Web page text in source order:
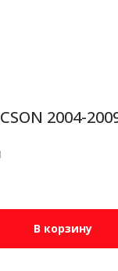
2004-
В корзину